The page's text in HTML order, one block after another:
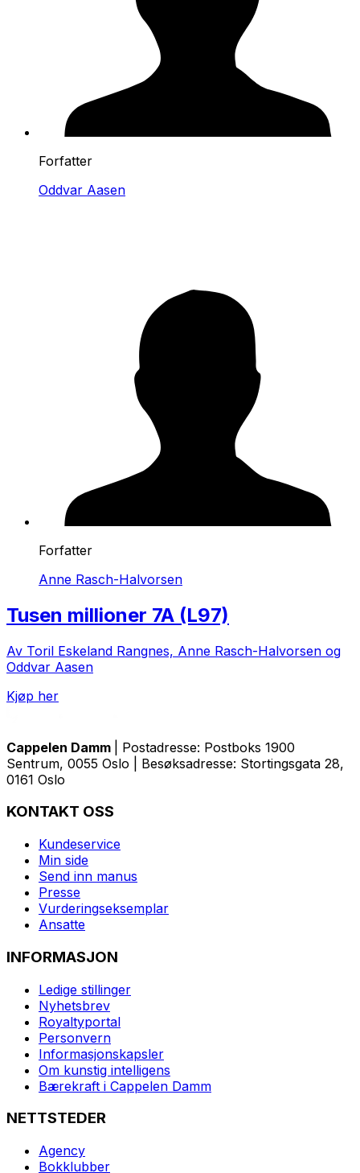
Forfatter
Oddvar Aasen
Forfatter
Anne Rasch-Halvorsen
Tusen millioner 7A (L97)
Av Toril Eskeland Rangnes, Anne Rasch-Halvorsen og
Oddvar Aasen
Kjøp her
Cappelen Damm
| Postadresse: Postboks 1900
Sentrum, 0055 Oslo | Besøksadresse: Stortingsgata 28,
0161 Oslo
KONTAKT OSS
Kundeservice
Min side
Send inn manus
Presse
Vurderingseksemplar
Ansatte
INFORMASJON
Ledige stillinger
Nyhetsbrev
Royaltyportal
Personvern
Informasjonskapsler
Om kunstig intelligens
Bærekraft i Cappelen Damm
NETTSTEDER
Agency
Bokklubber